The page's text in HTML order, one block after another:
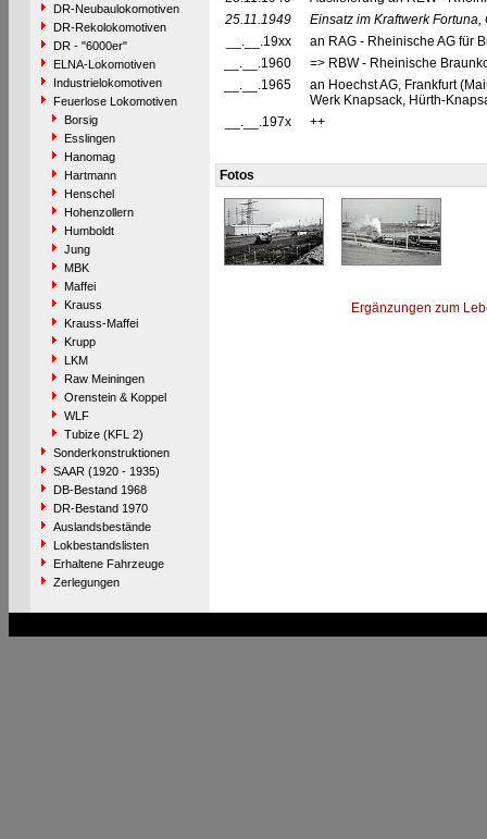
DR-Neubaulokomotiven
DR-Rekolokomotiven
DR - "6000er"
ELNA-Lokomotiven
Industrielokomotiven
Feuerlose Lokomotiven
Borsig
Esslingen
Hanomag
Hartmann
Henschel
Hohenzollern
Humboldt
Jung
MBK
Maffei
Krauss
Krauss-Maffei
Krupp
LKM
Raw Meiningen
Orenstein & Koppel
WLF
Tubize (KFL 2)
Sonderkonstruktionen
SAAR (1920 - 1935)
DB-Bestand 1968
DR-Bestand 1970
Auslandsbestände
Lokbestandslisten
Erhaltene Fahrzeuge
Zerlegungen
25.11.1949
Einsatz im Kraftwerk Fortuna,
__.__.19xx
an RAG - Rheinische AG für
__.__.1960
=> RBW - Rheinische
__.__.1965
an Hoechst AG, Frankfurt
Werk Knapsack, Hürth-
__.__.197x
++
Fotos
Ergänzungen zum